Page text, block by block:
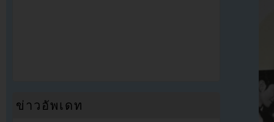
ข่าวอัพเดท